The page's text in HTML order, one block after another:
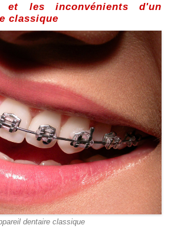
et les inconvénients d'un
classique
dentaire classique